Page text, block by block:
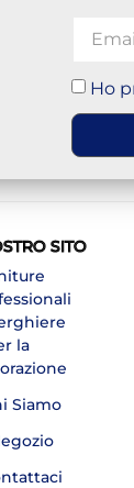
Ho
SITO
la
Siamo